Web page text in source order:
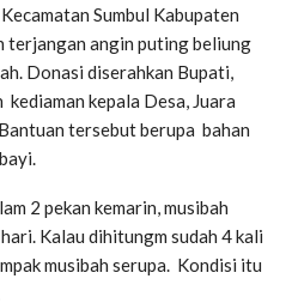
Sumbul Kabupaten
terjangan angin puting beliung
Donasi diserahkan Bupati,
kepala Desa, Juara
tersebut berupa bahan
2 pekan kemarin, musibah
Kalau dihitungm sudah 4 kali
musibah serupa. Kondisi itu